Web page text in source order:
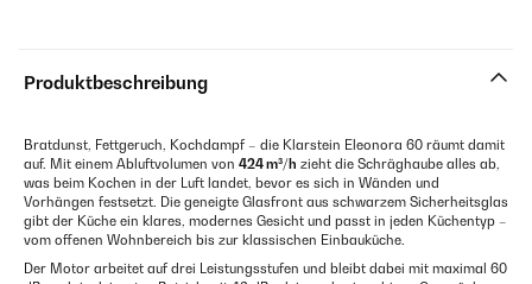
Produktbeschreibung
Bratdunst, Fettgeruch, Kochdampf – die Klarstein Eleonora 60 räumt damit
auf. Mit einem Abluftvolumen von 424 m³/h zieht die Schräghaube alles ab,
was beim Kochen in der Luft landet, bevor es sich in Wänden und
Vorhängen festsetzt. Die geneigte Glasfront aus schwarzem Sicherheitsglas
gibt der Küche ein klares, modernes Gesicht und passt in jeden Küchentyp –
vom offenen Wohnbereich bis zur klassischen Einbauküche.
Der Motor arbeitet auf drei Leistungsstufen und bleibt dabei mit maximal 60